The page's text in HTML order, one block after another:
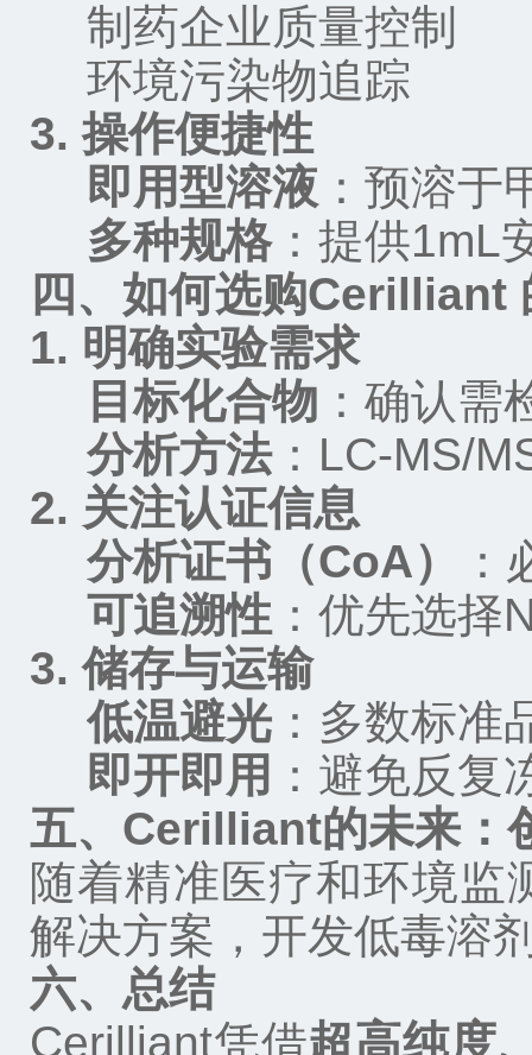
制药企业质量控制
环境污染物追踪
3. 操作便捷性
即用型溶液 ：预溶
多种规格：提供1mL
四、如何选购Cerilliant
1. 明确实验需求
目标化合物 ：确认
分析方法： LC-MS/
2. 关注认证信息
分析证书（CoA）
可追溯性 ：优先选择
3.储存与运输
低温避光 ：多数标准
即开即用 ：避免反
五、 Cerilliant的未来：
随着精准医疗和环境监
解决方案 ， 开发低毒溶
六、总结
Cerilliant凭借超高纯度